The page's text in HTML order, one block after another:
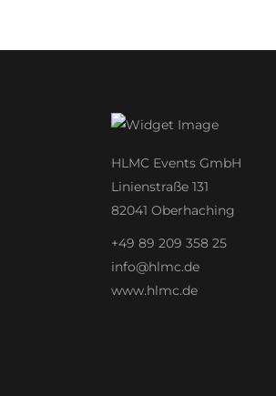
HLMC Events GmbH
Linienstraße 131
82041 Oberhaching
+49 89 209 358 25
info@hlmc.de
www.hlmc.de